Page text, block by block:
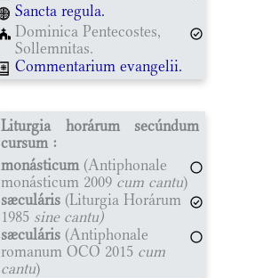
Sancta regula.
Dominica Pentecostes,
Sollemnitas.
Commentarium evangelii.
Liturgia horárum secúndum
cursum :
monásticum (Antiphonale
monásticum 2009 cum cantu)
sæculáris (Liturgia Horárum
1985 sine cantu)
sæculáris (Antiphonale
romanum OCO 2015 cum
cantu)